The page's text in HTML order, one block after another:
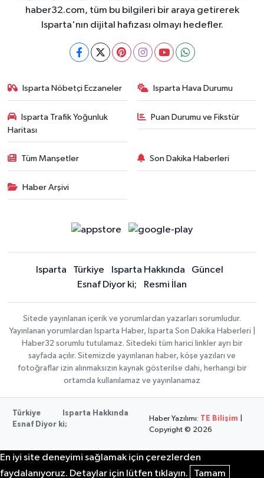
haber32.com, tüm bu bilgileri bir araya getirerek
Isparta'nın dijital hafızası olmayı hedefler.
Isparta Nöbetçi Eczaneler Isparta Hava Durumu
Isparta Trafik Yoğunluk
Haritası
Puan Durumu ve Fikstür
Tüm Manşetler Son Dakika Haberleri
Haber Arşivi
Isparta Türkiye Isparta Hakkında
Güncel
Esnaf Diyor ki;
Resmi İlan
Sitede yayınlanan içerik ve yorumlardan yazarları sorumludur.
Yayınlanan yorumlardan Isparta Haber, Isparta Son Dakika Haberleri |
Haber32 sorumlu tutulamaz. Sitedeki tüm harici linkler ayrı bir
sayfada açılır. Sitemizde yayınlanan haber, köşe yazıları ve
fotoğraflar izin alınmaksızın kaynak gösterilse dahi, herhangi bir
ortamda kullanılamaz ve yayınlanamaz
Türkiye
Isparta Hakkında
Esnaf Diyor ki;
Haber Yazılımı: TE Bilişim
Copyright © 2026
En iyi site deneyimi sağlamak için çerezlerden
faydalanıyoruz. Detaylar için lütfen tıklayın.
Tamam